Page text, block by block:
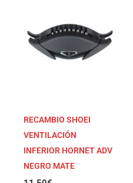
RECAMBIO SHOEI
VENTILACIÓN
INFERIOR HORNET ADV
NEGRO MATE